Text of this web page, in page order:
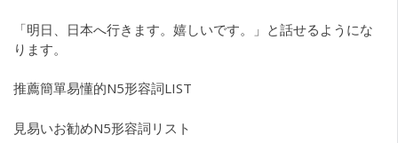
「明日、日本へ行きます。嬉しいです。」と話せるようにな
ります。
推薦簡單易懂的N5形容詞LIST
見易いお勧めN5形容詞リスト